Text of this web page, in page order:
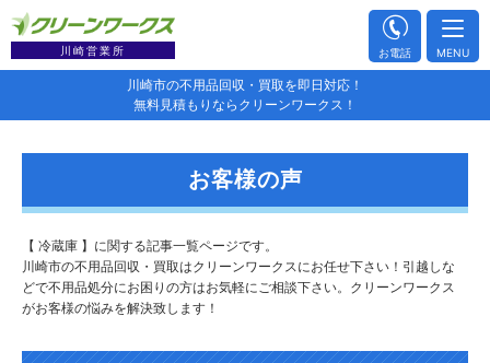
川崎市の不用品回収・買取を即日対応！
無料見積もりならクリーンワークス！
川崎営業所 お電話 MENU
お客様の声
【 冷蔵庫 】に関する記事一覧ページです。
川崎市の不用品回収・買取はクリーンワークスにお任せ下さい！引越しな
どで不用品処分にお困りの方はお気軽にご相談下さい。クリーンワークス
がお客様の悩みを解決致します！